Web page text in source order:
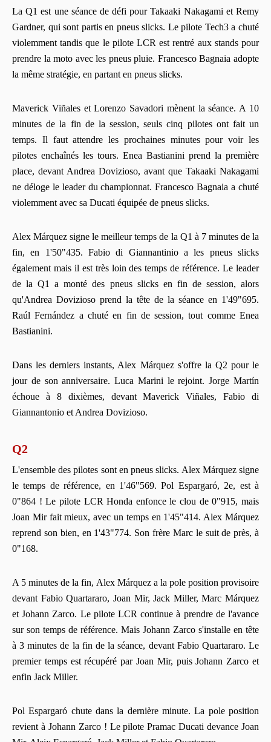
La Q1 est une séance de défi pour Takaaki Nakagami et Remy
Gardner, qui sont partis en pneus slicks. Le pilote Tech3 a chuté
violemment tandis que le pilote LCR est rentré aux stands pour
prendre la moto avec les pneus pluie. Francesco Bagnaia adopte
la même stratégie, en partant en pneus slicks.
Maverick Viñales et Lorenzo Savadori mènent la séance. A 10
minutes de la fin de la session, seuls cinq pilotes ont fait un
temps. Il faut attendre les prochaines minutes pour voir les
pilotes enchaînés les tours. Enea Bastianini prend la première
place, devant Andrea Dovizioso, avant que Takaaki Nakagami
ne déloge le leader du championnat. Francesco Bagnaia a chuté
violemment avec sa Ducati équipée de pneus slicks.
Alex Márquez signe le meilleur temps de la Q1 à 7 minutes de la
fin, en 1'50"435. Fabio di Giannantinio a les pneus slicks
également mais il est très loin des temps de référence. Le leader
de la Q1 a monté des pneus slicks en fin de session, alors
qu'Andrea Dovizioso prend la tête de la séance en 1'49"695.
Raúl Fernández a chuté en fin de session, tout comme Enea
Bastianini.
Dans les derniers instants, Alex Márquez s'offre la Q2 pour le
jour de son anniversaire. Luca Marini le rejoint. Jorge Martín
échoue à 8 dixièmes, devant Maverick Viñales, Fabio di
Giannantonio et Andrea Dovizioso.
Q2
L'ensemble des pilotes sont en pneus slicks. Alex Márquez signe
le temps de référence, en 1'46"569. Pol Espargaró, 2e, est à
0"864 ! Le pilote LCR Honda enfonce le clou de 0"915, mais
Joan Mir fait mieux, avec un temps en 1'45"414. Alex Márquez
reprend son bien, en 1'43"774. Son frère Marc le suit de près, à
0"168.
A 5 minutes de la fin, Alex Márquez a la pole position provisoire
devant Fabio Quartararo, Joan Mir, Jack Miller, Marc Márquez
et Johann Zarco. Le pilote LCR continue à prendre de l'avance
sur son temps de référence. Mais Johann Zarco s'installe en tête
à 3 minutes de la fin de la séance, devant Fabio Quartararo. Le
premier temps est récupéré par Joan Mir, puis Johann Zarco et
enfin Jack Miller.
Pol Espargaró chute dans la dernière minute. La pole position
revient à Johann Zarco ! Le pilote Pramac Ducati devance Joan